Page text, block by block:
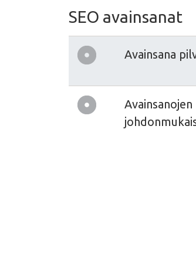
SEO avainsanat
Avainsana
Avainsanojen